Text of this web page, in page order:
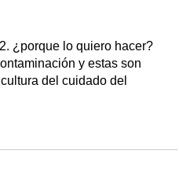
¿porque lo quiero hacer?
y estas son
del cuidado del